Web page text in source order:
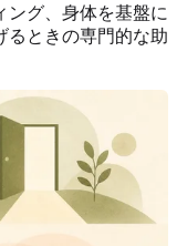
ング、身体を基盤に
るときの専門的な助